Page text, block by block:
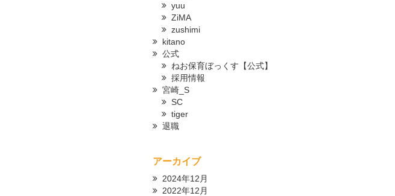
yuu
ZiMA
zushimi
kitano
公式
ねお保育ぼっくす【公式】
採用情報
宮崎_S
SC
tiger
退職
アーカイブ
2024年12月
2022年12月